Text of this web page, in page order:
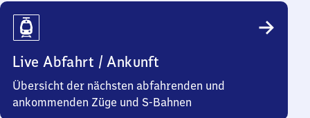
Reiseinfos
Live Abfahrt / Ankunft
Übersicht der nächsten abfahrenden und
ankommenden Züge und S-Bahnen